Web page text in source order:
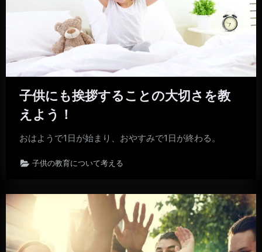
子供にも挨拶することの大切さを教
えよう！
おはようで1日が始まり、おやすみで1日が終わる。
子供の教育について考える